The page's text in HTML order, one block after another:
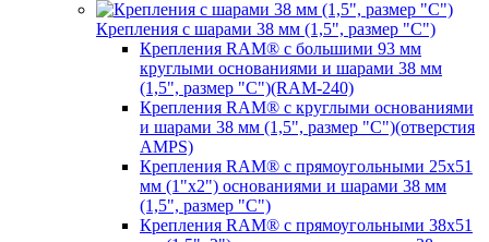
Крепления с шарами 38 мм (1,5", размер "C")
Крепления RAM® с большими 93 мм
круглыми основаниями и шарами 38 мм
(1,5", размер "C")(RAM-240)
Крепления RAM® с круглыми основаниями
и шарами 38 мм (1,5", размер "C")(отверстия
AMPS)
Крепления RAM® с прямоугольными 25х51
мм (1"х2") основаниями и шарами 38 мм
(1,5", размер "C")
Крепления RAM® с прямоугольными 38х51